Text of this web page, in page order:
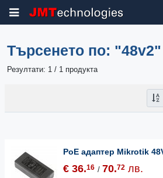
Търсенето по: "48v2"
Резултати: 1 / 1 продукта
PoE адаптер Mikrotik
€ 36.16 / 70.72 лв.